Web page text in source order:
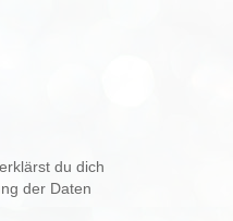
du dich
der Daten